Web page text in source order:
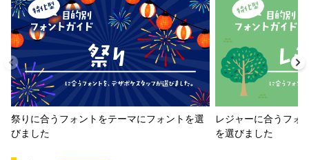
祭りに合うフォントをテーマにフォントを選
びました
レジャーに合うフォ
を選びました